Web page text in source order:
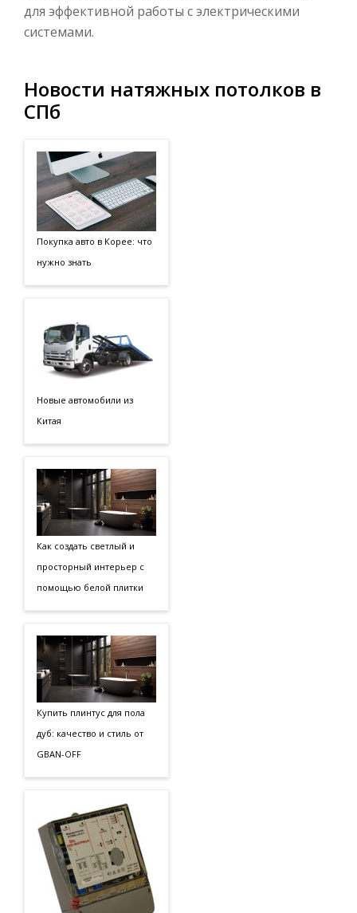
для эффективной работы с электрическими
системами.
Новости натяжных потолков в
СПб
Покупка авто в Корее: что
нужно знать
Новые автомобили из
Китая
Как создать светлый и
просторный интерьер с
помощью белой плитки
Купить плинтус для пола
дуб: качество и стиль от
GBAN-OFF